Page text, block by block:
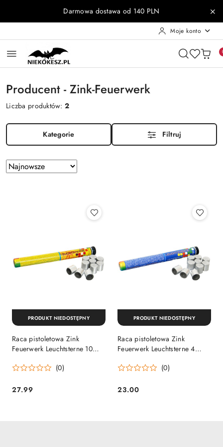
Przejdź do treści głównej
Przejdź do wyszukiwarki
Przejdź do moje konto
Przejdź do menu głównego
Przejdź do stopkiDarmowa dostawa od 140 PLN
Moje konto
Producent - Zink-Feuerwerk
Liczba produktów:2
Kategorie Filtruj
Zastosowano
sortowanie:
Sortuj
według
Raca pistoletowa Zink
Feuerwerk Leuchtsterne 10
10szt Zink-Feuerwerk
(0)
Cena:
27.99
PRODUKT NIEDOSTĘPNY
Raca pistoletowa Zink
Feuerwerk Leuchtsterne 4
10szt Zink-Feuerwerk
(0)
Cena:
23.00
PRODUKT NIEDOSTĘPNY